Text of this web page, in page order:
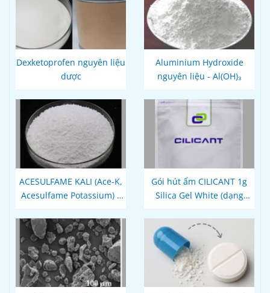
Dexketoprofen nguyên liệu
dược
Aluminium Hydroxide
nguyên liệu - Al(OH)₃
ACESULFAME KALI (Ace-K,
Acesulfame Potassium) –
Gói hút ẩm CILICANT 1g
Silica Gel White (dạng